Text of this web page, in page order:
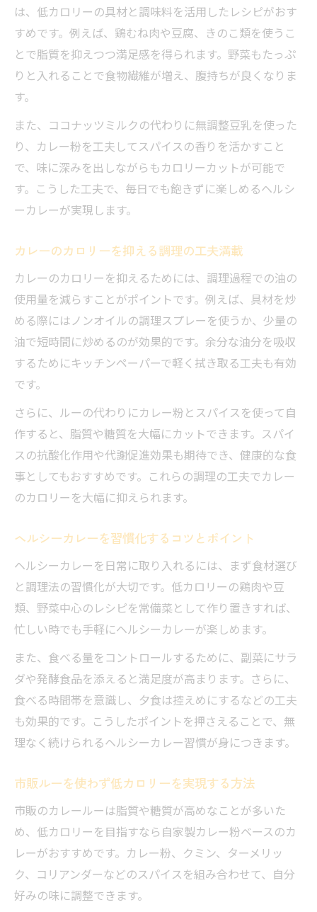
は、低カロリーの具材と調味料を活用したレシピがおす
すめです。例えば、鶏むね肉や豆腐、きのこ類を使うこ
とで脂質を抑えつつ満足感を得られます。野菜もたっぷ
りと入れることで食物繊維が増え、腹持ちが良くなりま
す。
また、ココナッツミルクの代わりに無調整豆乳を使った
り、カレー粉を工夫してスパイスの香りを活かすこと
で、味に深みを出しながらもカロリーカットが可能で
す。こうした工夫で、毎日でも飽きずに楽しめるヘルシ
ーカレーが実現します。
カレーのカロリーを抑える調理の工夫満載
カレーのカロリーを抑えるためには、調理過程での油の
使用量を減らすことがポイントです。例えば、具材を炒
める際にはノンオイルの調理スプレーを使うか、少量の
油で短時間に炒めるのが効果的です。余分な油分を吸収
するためにキッチンペーパーで軽く拭き取る工夫も有効
です。
さらに、ルーの代わりにカレー粉とスパイスを使って自
作すると、脂質や糖質を大幅にカットできます。スパイ
スの抗酸化作用や代謝促進効果も期待でき、健康的な食
事としてもおすすめです。これらの調理の工夫でカレー
のカロリーを大幅に抑えられます。
ヘルシーカレーを習慣化するコツとポイント
ヘルシーカレーを日常に取り入れるには、まず食材選び
と調理法の習慣化が大切です。低カロリーの鶏肉や豆
類、野菜中心のレシピを常備菜として作り置きすれば、
忙しい時でも手軽にヘルシーカレーが楽しめます。
また、食べる量をコントロールするために、副菜にサラ
ダや発酵食品を添えると満足度が高まります。さらに、
食べる時間帯を意識し、夕食は控えめにするなどの工夫
も効果的です。こうしたポイントを押さえることで、無
理なく続けられるヘルシーカレー習慣が身につきます。
市販ルーを使わず低カロリーを実現する方法
市販のカレールーは脂質や糖質が高めなことが多いた
め、低カロリーを目指すなら自家製カレー粉ベースのカ
レーがおすすめです。カレー粉、クミン、ターメリッ
ク、コリアンダーなどのスパイスを組み合わせて、自分
好みの味に調整できます。